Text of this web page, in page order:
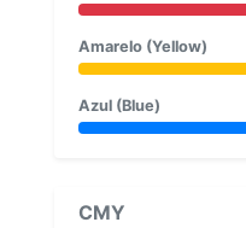
Amarelo (Yellow)
Azul (Blue)
CMY